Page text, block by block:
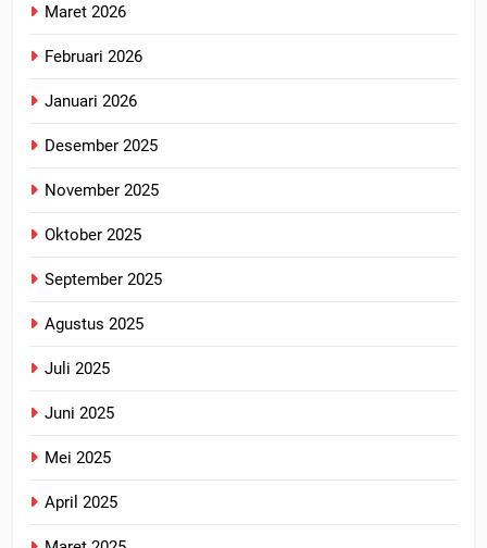
Maret 2026
Februari 2026
Januari 2026
Desember 2025
November 2025
Oktober 2025
September 2025
Agustus 2025
Juli 2025
Juni 2025
Mei 2025
April 2025